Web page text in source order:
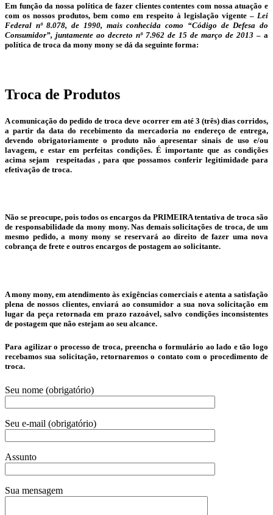
Em função da nossa política de fazer clientes contentes com nossa atuação e
com os nossos produtos, bem como em respeito à legislação vigente – Lei
Federal nº 8.078, de 1990, mais conhecida como “Código de Defesa do
Consumidor”, juntamente ao decreto nº 7.962 de 15 de março de 2013 – a
política de troca da mony mony se dá da seguinte forma:
Troca de Produtos
A comunicação do pedido de troca deve ocorrer em até 3 (três) dias corridos,
a partir da data do recebimento da mercadoria no endereço de entrega,
devendo obrigatoriamente o produto não apresentar sinais de uso e/ou
lavagem, e estar em perfeitas condições. É importante que as condições
acima sejam respeitadas , para que possamos conferir legitimidade para
efetivação de troca.
Não se preocupe, pois todos os encargos da PRIMEIRA tentativa de troca são
de responsabilidade da mony mony. Nas demais solicitações de troca, de um
mesmo pedido, a mony mony se reservará ao direito de fazer uma nova
cobrança de frete e outros encargos de postagem ao solicitante.
A mony mony, em atendimento às exigências comerciais e atenta a satisfação
plena de nossos clientes, enviará ao consumidor a sua nova solicitação em
lugar da peça retornada em prazo razoável, salvo condições inconsistentes
de postagem que não estejam ao seu alcance.
Para agilizar o processo de troca, preencha o formulário ao lado e tão logo
recebamos sua solicitação, retornaremos o contato com o procedimento de
troca.
Seu nome (obrigatório)
Seu e-mail (obrigatório)
Assunto
Sua mensagem